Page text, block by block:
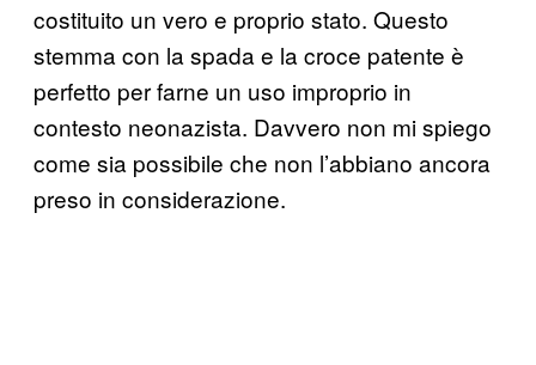
costituito un vero e proprio stato. Questo
stemma con la spada e la croce patente è
perfetto per farne un uso improprio in
contesto neonazista. Davvero non mi spiego
come sia possibile che non l’abbiano ancora
preso in considerazione.